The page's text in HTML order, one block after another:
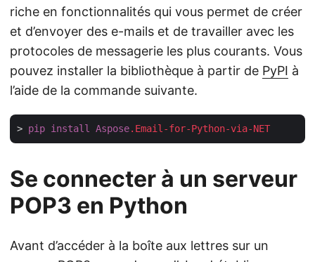
riche en fonctionnalités qui vous permet de créer
et d’envoyer des e-mails et de travailler avec les
protocoles de messagerie les plus courants. Vous
pouvez installer la bibliothèque à partir de PyPI à
l’aide de la commande suivante.
> pip install Aspose.Email-for-Python-via-NET
Se connecter à un serveur
POP3 en Python
Avant d’accéder à la boîte aux lettres sur un